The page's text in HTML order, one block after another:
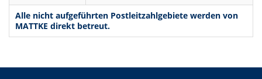
Alle nicht aufgeführten Postleitzahlgebiete werden von
MATTKE direkt betreut.